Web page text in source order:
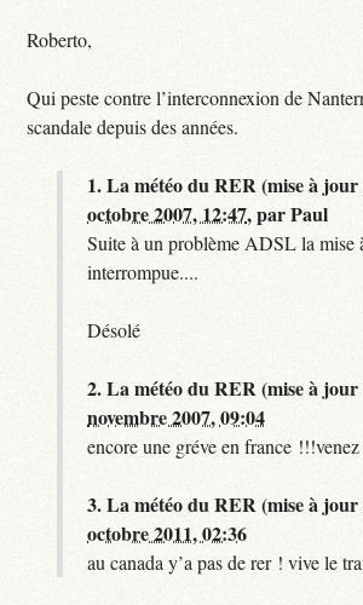
Roberto,
Qui peste contre l’interconnexion de
scandale depuis des années.
1.La météo du RER (mise à
octobre 2007, 12:47,parPaul
Suite à un problème ADSL la mise
interrompue....
Désolé
2.La météo du RER (mise à
novembre 2007, 09:04
encore une gréve en france
3.La météo du RER (mise à
octobre 2011, 02:36
au canada y’a pas de rer ! vive le